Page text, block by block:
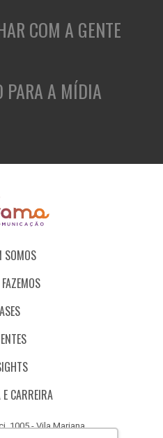
COM A GENTE
PARA A MÍDIA
SOMOS
CARREIRA
1005 - Vila Mariana